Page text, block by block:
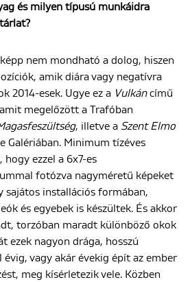
és milyen típusú munkáidra
rlat?
nem mondható a dolog, hiszen
amik diára vagy negatívra
2014-esek. Ugye ez a Vulkáncímű
megelőzött a Trafóban
, illetve a Szent Elmo
Galériában. Minimum tízéves
ezzel a 6x7-es
fotózva nagyméretű képeket
sajátos installációs formában,
és egyebek is készültek. És akkor
torzóban maradt különböző okok
ezek nagyon drága, hosszú
évig, vagy akár évekig épít az ember
meg kísérletezik vele. Közben